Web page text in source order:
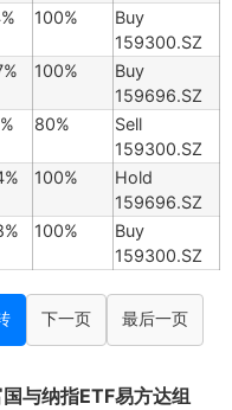
100%
Buy
159300.SZ
100%
Buy
159696.SZ
80%
Sell
159300.SZ
100%
Hold
159696.SZ
100%
Buy
159300.SZ
下一页 最后一页
与纳指ETF易方达组